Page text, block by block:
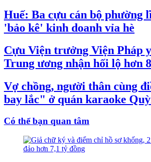
Huế: Ba cựu cán bộ phường
'bảo kê' kinh doanh vỉa hè
Cựu Viện trưởng Viện Pháp
Trung ương nhận hối lộ hơn
Vợ chồng, người thân cùng
bay lắc" ở quán karaoke
Có thể bạn quan tâm